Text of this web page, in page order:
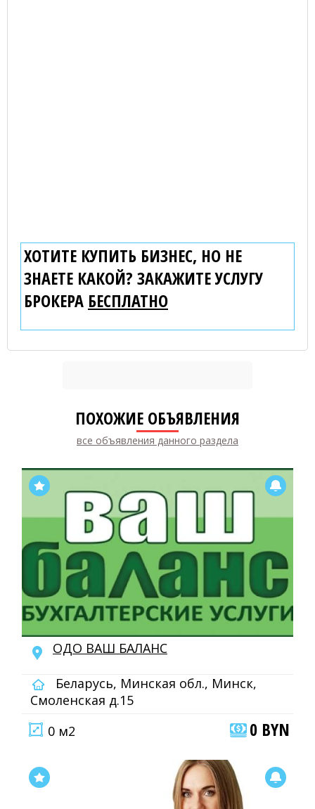
ХОТИТЕ КУПИТЬ БИЗНЕС, НО НЕ
ЗНАЕТЕ КАКОЙ? ЗАКАЖИТЕ УСЛУГУ
БРОКЕРА БЕСПЛАТНО
ПОХОЖИЕ ОБЪЯВЛЕНИЯ
все объявления данного раздела
ОДО ВАШ БАЛАНС
Беларусь, Минская обл., Минск,
Смоленская д.15
0 м2
0 BYN